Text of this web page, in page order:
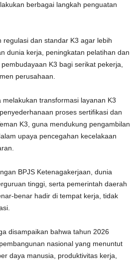
berbagai langkah penguatan
regulasi dan standar K3 agar lebih
dunia kerja, peningkatan pelatihan dan
K3 bagi serikat pekerja,
perusahaan.
transformasi layanan K3
proses sertifikasi dan
K3, guna mendukung pengambilan
upaya pencegahan kecelakaan
BPJS Ketenagakerjaan, dunia
tinggi, serta pemerintah daerah
benar hadir di tempat kerja, tidak
disampaikan bahwa tahun 2026
nasional yang menuntut
daya manusia, produktivitas kerja,